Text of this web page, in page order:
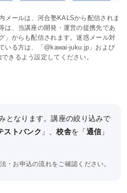
メールは、河合塾KALSから配信されま
は、当講座の開発・運営の提携先であ
」からも配信されます。迷惑メール対
いる方は、「@kawai-juku.jp」および
きるよう設定してください。
となります。講座の絞り込みで
ストバンク 」、校舎を「通信」
・お申込の流れをご確認ください。